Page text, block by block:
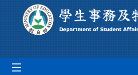
跳到主要內容區塊